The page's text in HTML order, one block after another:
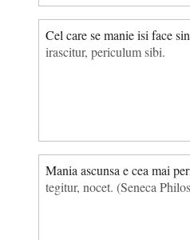
Cel care se manie isi face
irascitur, periculum sibi.
Mania ascunsa e cea mai
tegitur, nocet. (Seneca